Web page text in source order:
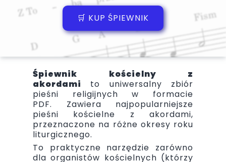
🛒 KUP ŚPIEWNIK
Śpiewnik kościelny z
akordami to uniwersalny zbiór
pieśni religijnych w formacie
PDF. Zawiera najpopularniejsze
pieśni kościelne z akordami,
przeznaczone na różne okresy roku
liturgicznego.
To praktyczne narzędzie zarówno
dla organistów kościelnych (którzy